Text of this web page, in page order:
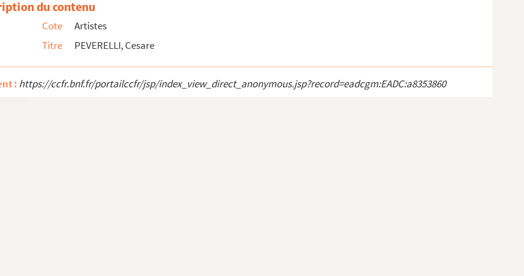
du contenu
Cote
Artistes
Titre
PEVERELLI, Cesare
: https://ccfr.bnf.fr/portailccfr/jsp/index_view_direct_anonymous.jsp?record=eadcgm:EADC:a8353860